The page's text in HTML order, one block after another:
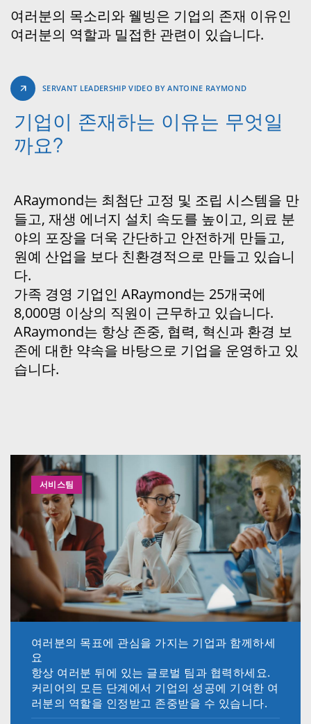
여러분의 목소리와 웰빙은 기업의 존재 이유인
여러분의 역할과 밀접한 관련이 있습니다.
SERVANT LEADERSHIP VIDEO BY ANTOINE RAYMOND
기업이 존재하는 이유는 무엇일
까요?
ARaymond는 최첨단 고정 및 조립 시스템을 만
들고, 재생 에너지 설치 속도를 높이고, 의료 분
야의 포장을 더욱 간단하고 안전하게 만들고,
원예 산업을 보다 친환경적으로 만들고 있습니
다.
가족 경영 기업인 ARaymond는 25개국에
8,000명 이상의 직원이 근무하고 있습니다.
ARaymond는 항상 존중, 협력, 혁신과 환경 보
존에 대한 약속을 바탕으로 기업을 운영하고 있
습니다.
서비스팀
여러분의 목표에 관심을 가지는 기업과 함께하세
요
항상 여러분 뒤에 있는 글로벌 팀과 협력하세요.
커리어의 모든 단계에서 기업의 성공에 기여한 여
러분의 역할을 인정받고 존중받을 수 있습니다.